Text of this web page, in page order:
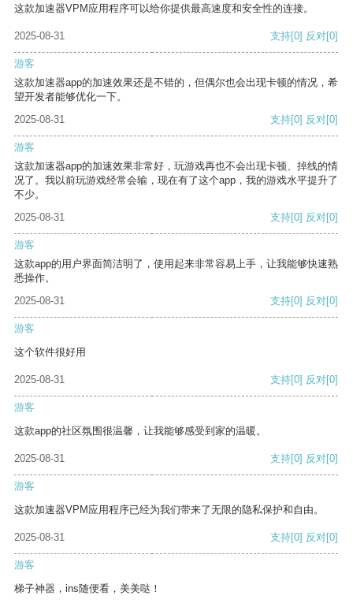
这款加速器VPM应用程序可以给你提供最高速度和安全性的连接。
2025-08-31 支持[0] 反对[0]
游客
这款加速器app的加速效果还是不错的，但偶尔也会出现卡顿的情况，希
望开发者能够优化一下。
2025-08-31
支持[0] 反对[0]
游客
这款加速器app的加速效果非常好，玩游戏再也不会出现卡顿、掉线的情
况了。我以前玩游戏经常会输，现在有了这个app，我的游戏水平提升了
不少。
2025-08-31
支持[0] 反对[0]
游客
这款app的用户界面简洁明了，使用起来非常容易上手，让我能够快速熟
悉操作。
2025-08-31
支持[0] 反对[0]
游客
这个软件很好用
2025-08-31 支持[0] 反对[0]
游客
这款app的社区氛围很温馨，让我能够感受到家的温暖。
2025-08-31 支持[0] 反对[0]
游客
这款加速器VPM应用程序已经为我们带来了无限的隐私保护和自由。
2025-08-31 支持[0] 反对[0]
游客
梯子神器，ins随便看，美美哒！